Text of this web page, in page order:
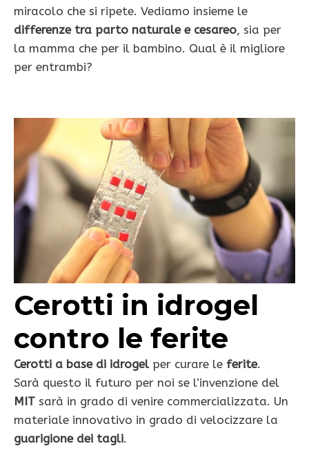
miracolo che si ripete. Vediamo insieme le
differenze tra parto naturale e cesareo, sia per
la mamma che per il bambino. Qual è il migliore
per entrambi?
Cerotti in idrogel
contro le ferite
Cerotti a base di idrogel per curare le ferite.
Sarà questo il futuro per noi se l’invenzione del
MIT sarà in grado di venire commercializzata. Un
materiale innovativo in grado di velocizzare la
guarigione dei tagli.